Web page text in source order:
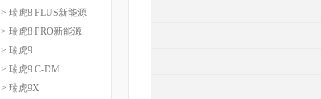
> 瑞虎8 PLUS新能源
> 瑞虎8 PRO新能源
> 瑞虎9
> 瑞虎9 C-DM
> 瑞虎9X